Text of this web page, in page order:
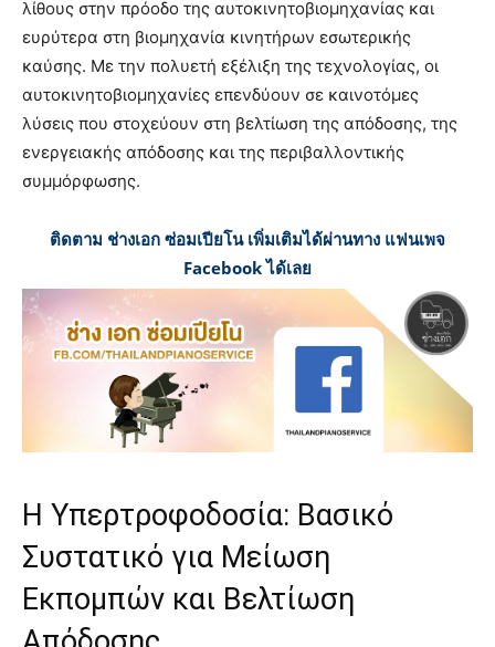
λίθους στην πρόοδο της αυτοκινητοβιομηχανίας και
ευρύτερα στη βιομηχανία κινητήρων εσωτερικής
καύσης. Με την πολυετή εξέλιξη της τεχνολογίας, οι
αυτοκινητοβιομηχανίες επενδύουν σε καινοτόμες
λύσεις που στοχεύουν στη βελτίωση της απόδοσης, της
ενεργειακής απόδοσης και της περιβαλλοντικής
συμμόρφωσης.
ติดตาม ช่างเอก ซ่อมเปียโน เพิ่มเติมได้ผ่านทาง แฟนเพจ
Facebook ได้เลย
Η Υπερτροφοδοσία: Βασικό
Συστατικό για Μείωση
Εκπομπών και Βελτίωση